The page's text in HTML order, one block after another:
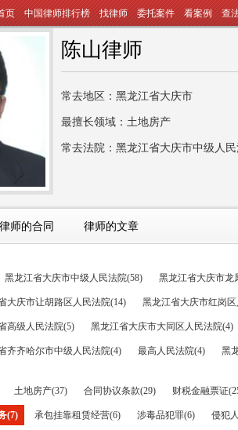
页 中国律师排行榜 找律师 委托案件 看案例 查
陈山律师
常去地区：黑龙江省大庆市
最擅长领域：土地房产
常去法院：黑龙江省大庆市中级人
律师的合同 律师的文章
黑龙江省大庆市中级人民法院(58) 黑龙江省大庆市龙
大庆市让胡路区人民法院(14) 黑龙江省大庆市红岗
高级人民法院(5) 黑龙江省大庆市大同区人民法院(4)
齐齐哈尔市中级人民法院(4) 最高人民法院(4) 黑
土地房产(37) 合同协议条款(29) 财税金融票证
(7) 承包挂靠租赁经营(6) 涉毒品犯罪(6) 侵犯